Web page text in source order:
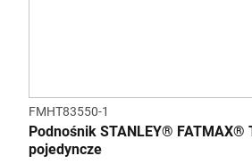
FMHT83550-1
Podnośnik STANLEY® FATMAX®
pojedyncze